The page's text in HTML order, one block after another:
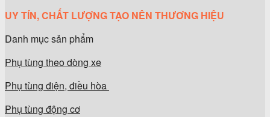
UY TÍN, CHẤT LƯỢNG TẠO NÊN THƯƠNG HIỆU
Danh mục sản phẩm
Phụ tùng theo dòng xe
Phụ tùng điện, điều hòa
Phụ tùng động cơ